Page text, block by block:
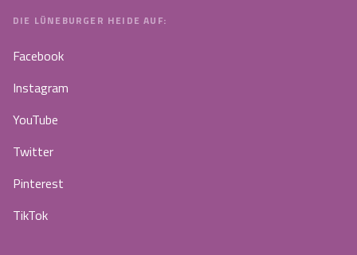
DIE LÜNEBURGER HEIDE AUF:
Facebook
Instagram
YouTube
Twitter
Pinterest
TikTok